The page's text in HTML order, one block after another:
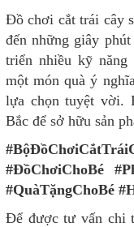
Đồ chơi cắt trái cây
đến những giây
triển nhiều kỹ năng
một món quà ý
lựa chọn tuyệt vời.
Bắc để sở hữu sản
#ĐồChơiChoBé
#QuàTặngChoBé
Để được tư vấn chi